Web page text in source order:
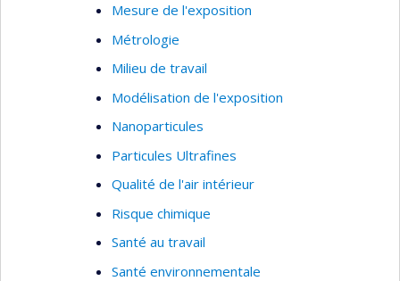
Mesure de l'exposition
Métrologie
Milieu de travail
Modélisation de l'exposition
Nanoparticules
Particules Ultrafines
Qualité de l'air intérieur
Risque chimique
Santé au travail
Santé environnementale